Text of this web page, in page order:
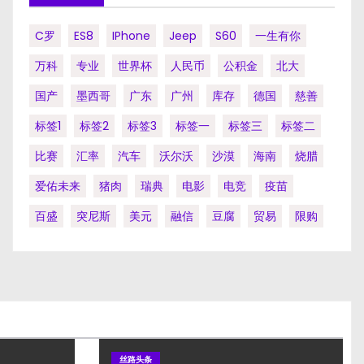
C罗 ES8 IPhone Jeep S60
一生有你
万科
专业 世界杯 人民币 公积金
北大
国产
墨西哥 广东 广州 库存 德国
慈善
标签1
标签2 标签3 标签一 标签三
标签二
比赛
汇率 汽车 沃尔沃 沙漠 海南
烧腊
爱佑未来
猪肉 瑞典 电影 电竞
疫苗
百盛
突尼斯 美元 融信 豆腐 贸易 限购
丝路头条